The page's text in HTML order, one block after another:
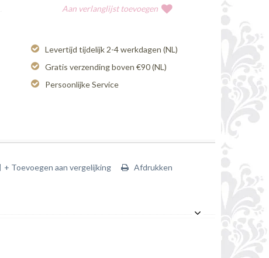
Aan verlanglijst toevoegen
Levertijd tijdelijk 2-4 werkdagen (NL)
Gratis verzending boven €90 (NL)
Persoonlijke Service
+ Toevoegen aan vergelijking Afdrukken